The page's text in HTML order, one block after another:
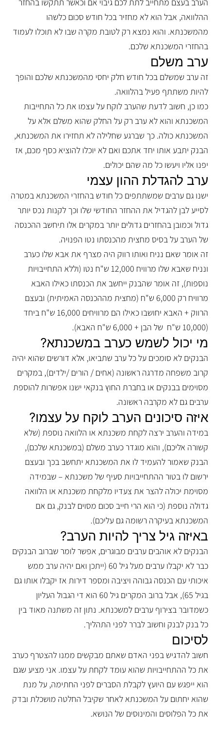
ההלוואה, אבל הוא לא מחזיר בכל חודש סכום כלשהו
מהמשכנתא. והוא נמצא רק לטובת מקרה שבו לא תוכלו לעמוד
בהחזרי המשכנתא שלכם.
ערב משלם
זה ערב שמשלם בכל חודש חלק יחסי מהמשכנתא שלכם והופך
להיות משתתף פעיל בהלוואה.
כמו כן, חשוב לדעת שהערב לוקח על עצמו את כל התחייבות
המשכנתא והוא לא ערב רק על החלק שהוא משלם אלא על
המשכנתא כולה. כך שברגע שחלילה לא תחזירו את המשכנתא,
הבנק יתבע אותו יחד אתכם ואם לא יוכלו להוציא כסף מכם, אז
יפנו אליו ויעשו כל מה שהם יכולים.
ערב להגדלת ההון עצמי
ישנו גם ערבים שמשתתפים כל חודש בהחזרי המשכנתא במטרה
לסייע לבן להגדיל את ההחזר החודשי שלו וכך לקנות נכס יותר
גדול וכמובן בהחזרים גדולים יותר במקרים אלו תיחשב ההכנסה
של הערב על בסיס מחצית מהכנסתו נטו הפנויה.
זה אומר שאם נניח ואותו רווק היה מצרף את אבא שלו כערב
ונניח שאבא שלו מרוויח 12,000 ש"ח נטו (וללא התחייבויות
נוספות), זה אומר שהבנק ייחשב את הכנסתו כאילו האבא
מרוויח רק 6,000 ש"ח (מחצית מההכנסה האמיתית) ובעצם
הרווק + האבא יחושבו כאילו הם מרוויחים 16,000 ש"ח ביחד
(10,000 ש"ח של הבן + 6,000 ש"ח האבא).
מי יכול לשמש כערב במשכנתא?
הבנקים לא סומכים על כל ערב שתביאו, אלא דורשים שהוא יהיה
קרוב משפחה מדרגה ראשונה (אחים / הורים /ילדים), במקרים
מסוימים בבנקים או בחברת החוץ בנקאי ישנו אפשרות להוספת
ערבים גם לא מקרבה ראשונה.
איזה סיכונים הערב לוקח על עצמו?
במידה והערב ירצה לקחת משכנתא או הלוואה נוספת (שלא
קשורה אליכם), והוא מוגדר כערב משלם (במשכנתא שלכם),
הבנק שאמור להעמיד לו את המשכנתא יתחשב בכך ובעצם
ירשום לו בטור ההתחייבויות סעיף של משכנתא – שבמידה
מסוימת יכולה להצר את צעדיו מלקחת משכנתא או הלוואה
גדולה נוספת (כי הוא הרי חייב סכום מסוים לבנק, גם אם
המשכנתא בעיקרה רשומה גם עליכם).
באיזה גיל צריך להיות הערב?
הבנקים לא אוהבים ערבים מבוגרים, אפשר לומר שברוב הבנקים
כבר לא יקבלו ערבים מעל גיל 60 (ייתכן ואם יהיה ערב ממש
איכותי עם הכנסה גבוהה ויציבה ומספר דירות אז יקבלו אותו גם
בגיל 65), אבל ברוב המקרים גיל 60 הוא די הגבול העליון
כשמדובר בצירוף ערבים למשכנתא. נתון זה משתנה מאוד בין
כל בנק לבנק וחשוב לברר לפני התהליך.
לסיכום
חשוב להדגיש בפני האדם שאתם מבקשים ממנו להצטרף כערב
את כל ההתחייבויות שהוא עומד לקחת על עצמו. אני מציע שגם
הוא ייפגש עם היועץ לקבלת הסברים לפני החתימה, על מנת
שהוא יחתום על המשכנתא לאחר שקיבל החלטה מושכלת ובדק
את כל הפלוסים והמינוסים של הנושא.